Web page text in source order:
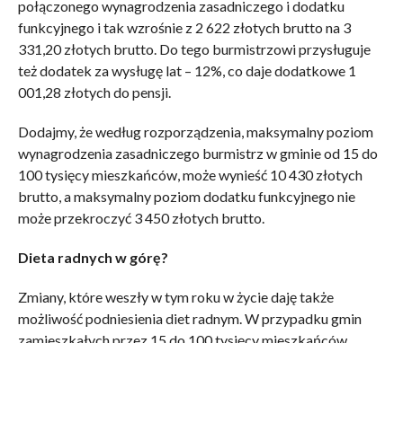
połączonego wynagrodzenia zasadniczego i dodatku
funkcyjnego i tak wzrośnie z 2 622 złotych brutto na 3
331,20 złotych brutto. Do tego burmistrzowi przysługuje
też dodatek za wysługę lat – 12%, co daje dodatkowe 1
001,28 złotych do pensji.
Dodajmy, że według rozporządzenia, maksymalny poziom
wynagrodzenia zasadniczego burmistrz w gminie od 15 do
100 tysięcy mieszkańców, może wynieść 10 430 złotych
brutto, a maksymalny poziom dodatku funkcyjnego nie
może przekroczyć 3 450 złotych brutto.
Dieta radnych w górę?
Zmiany, które weszły w tym roku w życie daję także
możliwość podniesienia diet radnym. W przypadku gmin
zamieszkałych przez 15 do 100 tysięcy mieszkańców